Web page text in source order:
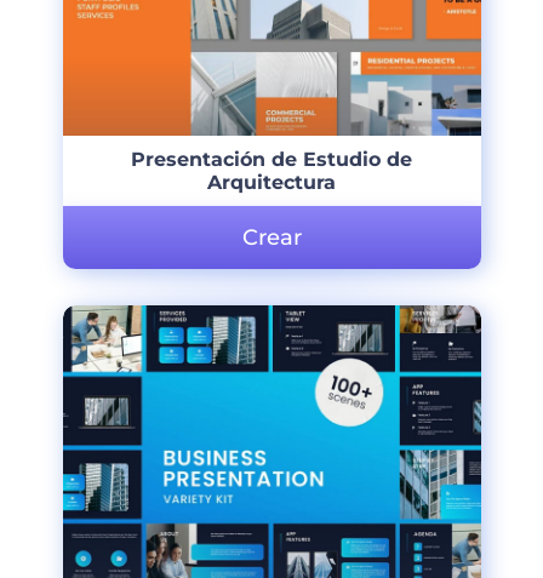
Presentación de Estudio de
Arquitectura
Crear